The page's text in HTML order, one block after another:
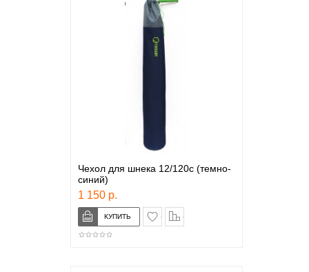
Чехол для шнека 12/120с (темно-
синий)
1 150 р.
в закладки